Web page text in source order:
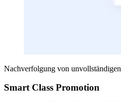
Nachverfolgung von
Smart Class Promotion